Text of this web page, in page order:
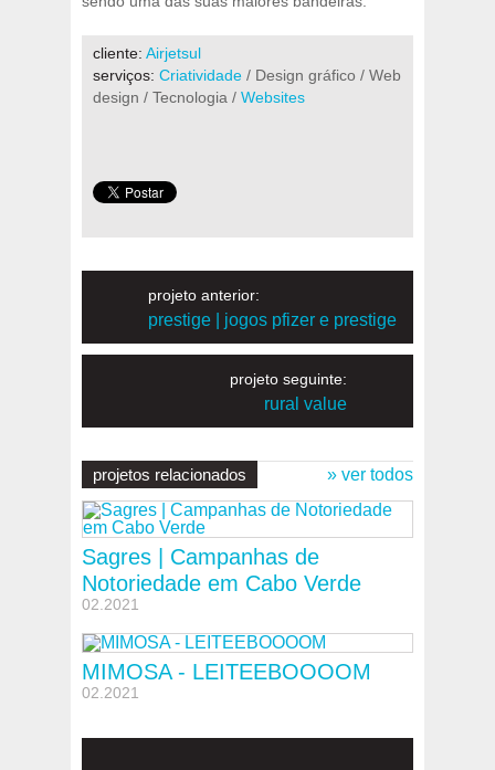
cliente: Airjetsul
serviços: Criatividade / Design gráfico / Web
design / Tecnologia / Websites
projeto anterior:
prestige | jogos pfizer e prestige
projeto seguinte:
rural value
projetos relacionados » ver todos
Sagres | Campanhas de
Notoriedade em Cabo Verde
02.2021
MIMOSA - LEITEEBOOOOM
02.2021